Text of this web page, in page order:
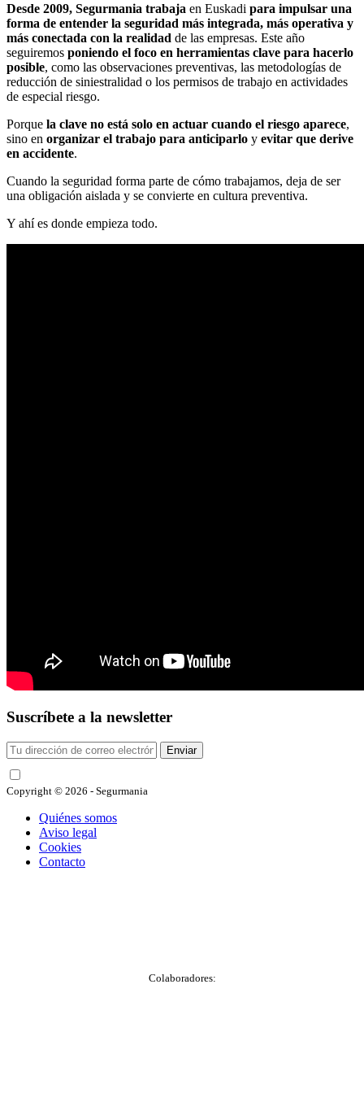
Desde 2009, Segurmania trabaja en Euskadi para impulsar una
forma de entender la seguridad más integrada, más operativa y
más conectada con la realidad de las empresas. Este año
seguiremos poniendo el foco en herramientas clave para hacerlo
posible, como las observaciones preventivas, las metodologías de
reducción de siniestralidad o los permisos de trabajo en actividades
de especial riesgo.
Porque la clave no está solo en actuar cuando el riesgo aparece,
sino en organizar el trabajo para anticiparlo y evitar que derive
en accidente.
Cuando la seguridad forma parte de cómo trabajamos, deja de ser
una obligación aislada y se convierte en cultura preventiva.
Y ahí es donde empieza todo.
Suscríbete a la newsletter
Enviar
Copyright © 2026 - Segurmania
Quiénes somos
Aviso legal
Cookies
Contacto
Colaboradores: